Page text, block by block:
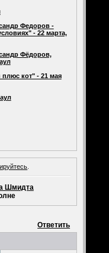
Федоров -
- 22 марта,
Фёдоров,
кот" - 21 мая
.
Шмидта
Ответить